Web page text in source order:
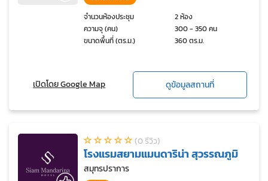
จำนวนห้องประชุม
2 ห้อง
ความจุ (คน)
300 - 350 คน
ขนาดพื้นที่ (ตร.ม.)
360 ตร.ม.
เปิดโดย Google Map ดูข้อมูลสถานที่
(0 รีวิว)
โรงแรมสยามแมนดาริน่า สุวรรณภูมิ
สมุทรปราการ